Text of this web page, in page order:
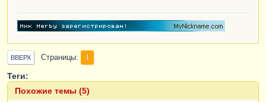
ВВЕРХ Страницы 1
Теги:
Похожие темы (5)